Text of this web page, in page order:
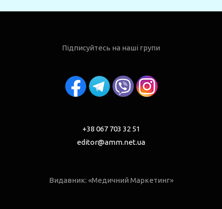
Підписуйтесь на наші групи
+38 067 703 32 51
editor@amm.net.ua
Видавник: «Медичний Маркетинг»